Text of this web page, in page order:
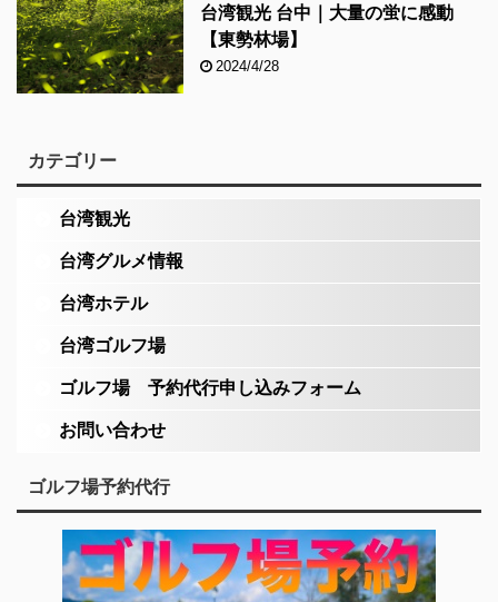
台湾観光 台中｜大量の蛍に感動
【東勢林場】
2024/4/28
カテゴリー
台湾観光
台湾グルメ情報
台湾ホテル
台湾ゴルフ場
ゴルフ場 予約代行申し込みフォーム
お問い合わせ
ゴルフ場予約代行